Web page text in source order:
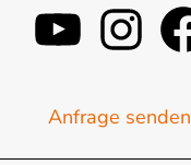
y
Anfrage senden